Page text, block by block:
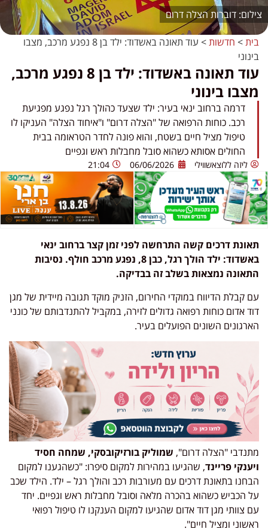
דוברות הצלה דרום
בית> חדשות>
עוד תאונה באשדוד: ילד בן 8 נפגע מרכב, מצבו
בינוני
עוד תאונה באשדוד: ילד בן 8 נפגע מרכב,
מצבו בינוני
דרמה ברחוב ינאי בעיר: ילד שצעד כהולך רגל נפגע מפגיעת
רכב. כוחות הרפואה של "הצלה דרום" ו"איחוד הצלה" העניקו לו
טיפול מציל חיים בשטח, והוא פונה לחדר הטראומה בבית
החולים אסותא כשהוא סובל מחבלות ראש וגפיים
ליזה ללוצאשווילי 06/06/2026
21:04
תאונת דרכים קשה התרחשה לפני זמן קצר ברחוב ינאי
באשדוד: ילד הולך רגל, כבן 8, נפגע מרכב חולף. נסיבות
התאונה נמצאות בשלב זה בבדיקה.
עם קבלת הדיווח במוקדי החירום, הזניק מוקד תגובה מיידית של מגן
דוד אדום כוחות רפואה גדולים לזירה, במקביל להתנדבותם של כונני
הארגונים השונים הפועלים בעיר.
מתנדבי "הצלה דרום", שמוליק בורזיקובסקי, שמחה חסיד
ויענקי פריינד, שהגיעו במהירות למקום סיפרו: "כשהגענו למקום
הבחנו בתאונת דרכים עם מעורבות רכב והולך רגל – ילד. הילד שכב
על הכביש כשהוא בהכרה מלאה וסובל מחבלות ראש וגפיים. יחד
עם צוותי מגן דוד אדום שהגיעו למקום הענקנו לו טיפול רפואי
ראשוני ומציל חיים".